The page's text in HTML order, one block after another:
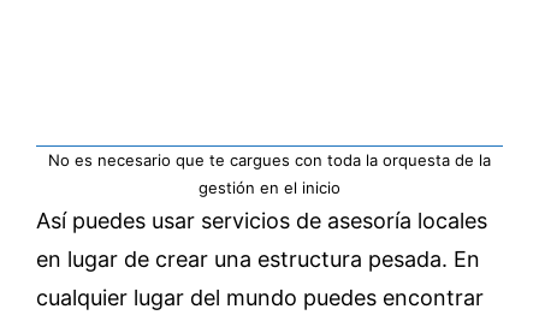
No es necesario que te cargues con toda la orquesta de la
gestión en el inicio
Así puedes usar servicios de asesoría locales
en lugar de crear una estructura pesada. En
cualquier lugar del mundo puedes encontrar